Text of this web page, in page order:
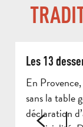
Les 13
En
sans la table
déclaration